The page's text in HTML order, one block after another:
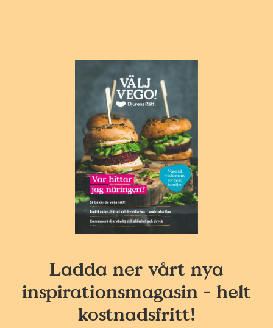
Ladda ner vårt nya
inspirationsmagasin - helt
kostnadsfritt!